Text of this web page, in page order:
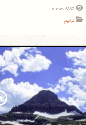
ترانيم